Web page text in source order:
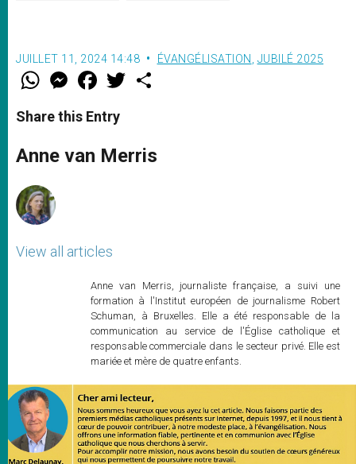
JUILLET 11, 2024 14:48 ÉVANGÉLISATION JUBILÉ 2025
W
t
s
p
p
M
e
s
e
g
e
F
a
e
b
o
k
w
r
Share this Entry
Anne van Merris
View all articles
Anne van Merris, journaliste française, a suivi une
formation à l'Institut européen de journalisme Robert
Schuman, à Bruxelles. Elle a été responsable de la
communication au service de l'Église catholique et
responsable commerciale dans le secteur privé. Elle est
mariée et mère de quatre enfants.